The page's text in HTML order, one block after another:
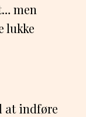
men
lukke
at indføre